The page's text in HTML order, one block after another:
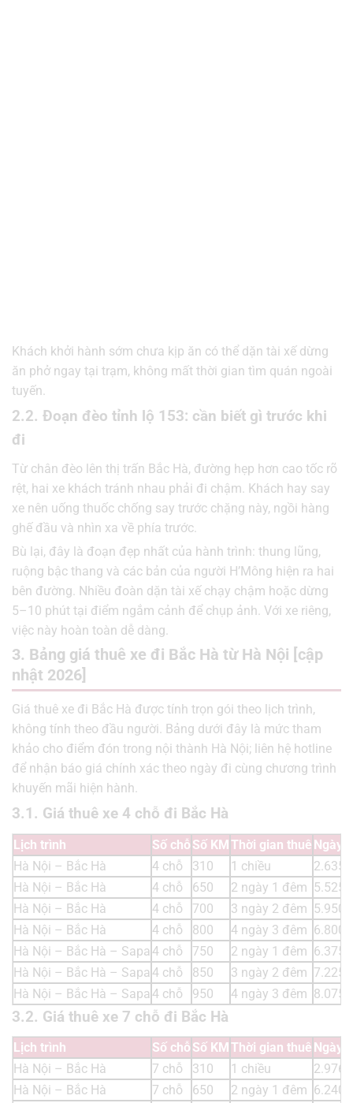
Khách khởi hành sớm chưa kịp ăn có thể dặn tài xế dừng
ăn phở ngay tại trạm, không mất thời gian tìm quán ngoài
tuyến.
2.2. Đoạn đèo tỉnh lộ 153: cần biết gì trước khi
đi
Từ chân đèo lên thị trấn Bắc Hà, đường hẹp hơn cao tốc rõ
rệt, hai xe khách tránh nhau phải đi chậm. Khách hay say
xe nên uống thuốc chống say trước chặng này, ngồi hàng
ghế đầu và nhìn xa về phía trước.
Bù lại, đây là đoạn đẹp nhất của hành trình: thung lũng,
ruộng bậc thang và các bản của người H’Mông hiện ra hai
bên đường. Nhiều đoàn dặn tài xế chạy chậm hoặc dừng
5–10 phút tại điểm ngắm cảnh để chụp ảnh. Với xe riêng,
việc này hoàn toàn dễ dàng.
3. Bảng giá thuê xe đi Bắc Hà từ Hà Nội [cập
nhật 2026]
Giá thuê xe đi Bắc Hà được tính trọn gói theo lịch trình,
không tính theo đầu người. Bảng dưới đây là mức tham
khảo cho điểm đón trong nội thành Hà Nội; liên hệ hotline
để nhận báo giá chính xác theo ngày đi cùng chương trình
khuyến mãi hiện hành.
3.1. Giá thuê xe 4 chỗ đi Bắc Hà
Lịch trình Số chỗ Số KMThời gian thuê Ngày
Hà Nội – Bắc Hà
4 chỗ 310 1 chiều
Hà Nội – Bắc Hà
4 chỗ 650 2 ngày 1 đêm
Hà Nội – Bắc Hà
4 chỗ 700 3 ngày 2 đêm
Hà Nội – Bắc Hà
4 chỗ 800 4 ngày 3 đêm
Hà Nội – Bắc Hà – Sapa4 chỗ 750 2 ngày 1 đêm
Hà Nội – Bắc Hà – Sapa4 chỗ 850 3 ngày 2 đêm
Hà Nội – Bắc Hà – Sapa4 chỗ 950 4 ngày 3 đêm
3.2. Giá thuê xe 7 chỗ đi Bắc Hà
Lịch trình Số chỗ Số KM Thời gian thuê Ngày
Hà Nội – Bắc Hà
7 chỗ 310 1 chiều
Hà Nội – Bắc Hà
7 chỗ 650 2 ngày 1 đêm